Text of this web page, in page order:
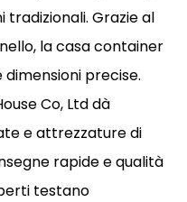
tradizionali. Grazie al
la casa container
precise.
Co, Ltd dà
e attrezzature di
rapide e qualità
testano